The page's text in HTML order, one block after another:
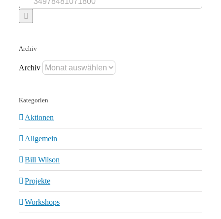
Archiv
Archiv
Kategorien
Aktionen
Allgemein
Bill Wilson
Projekte
Workshops